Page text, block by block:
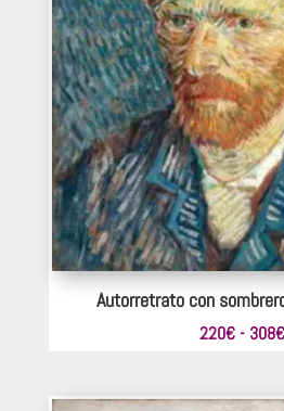
Autorretrato con
220€ - 308€